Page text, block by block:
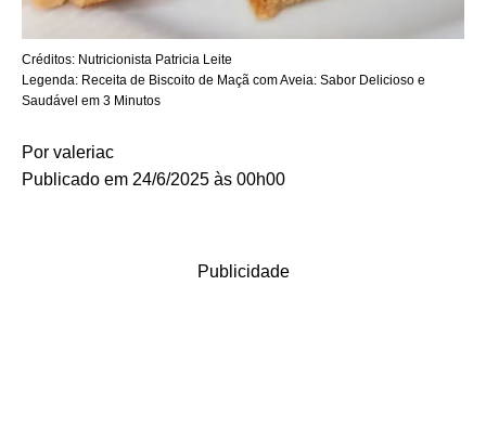
Créditos: Nutricionista Patricia Leite
Legenda: Receita de Biscoito de Maçã com Aveia: Sabor Delicioso e
Saudável em 3 Minutos
Por valeriac
Publicado em 24/6/2025 às 00h00
Publicidade